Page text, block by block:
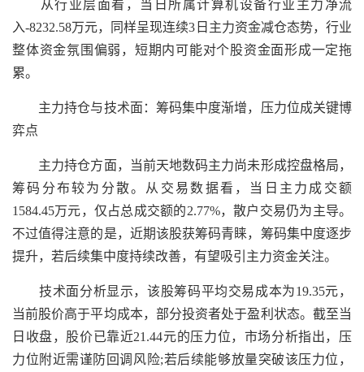
从行业层面看，当日所属计算机设备行业主力净流
入-8232.58万元，同样呈现连续3日主力资金减仓态势，行业
整体资金氛围偏弱，短期内可能对个股资金面形成一定拖
累。
主力持仓与技术面：筹码集中度渐增，压力位成关键博
弈点
主力持仓方面，当前天地数码主力尚未形成控盘格局，
筹码分布较为分散。从交易数据看，当日主力成交额
1584.45万元，仅占总成交额的2.77%，散户交易仍为主导。
不过值得注意的是，近期该股获筹码青睐，筹码集中度逐步
提升，若后续集中度持续改善，有望吸引主力资金关注。
技术面分析显示，该股筹码平均交易成本为19.35元，
当前股价高于平均成本，部分投资者处于盈利状态。截至当
日收盘，股价已靠近21.44元的压力位，市场分析指出，压
力位附近需谨防回调风险;若后续能够放量突破该压力位，